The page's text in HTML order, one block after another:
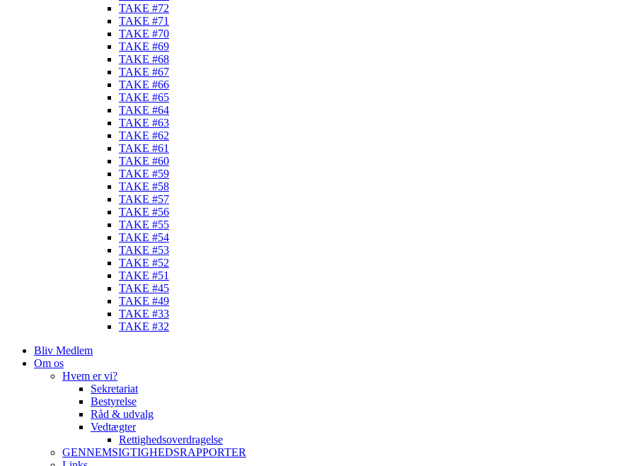
TAKE #72
TAKE #71
TAKE #70
TAKE #69
TAKE #68
TAKE #67
TAKE #66
TAKE #65
TAKE #64
TAKE #63
TAKE #62
TAKE #61
TAKE #60
TAKE #59
TAKE #58
TAKE #57
TAKE #56
TAKE #55
TAKE #54
TAKE #53
TAKE #52
TAKE #51
TAKE #45
TAKE #49
TAKE #33
TAKE #32
Bliv Medlem
Om os
Hvem er vi?
Sekretariat
Bestyrelse
Råd & udvalg
Vedtægter
Rettighedsoverdragelse
GENNEMSIGTIGHEDSRAPPORTER